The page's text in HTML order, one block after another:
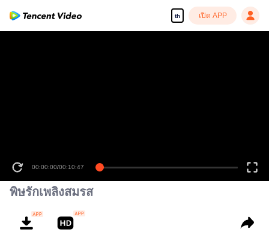
th เปิด APP
00:00:00/00:10:47
พิษรักเพลิงสมรส